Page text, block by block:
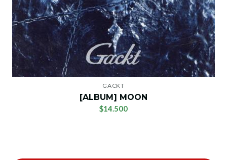
GACKT
[ALBUM] MOON
$14.500